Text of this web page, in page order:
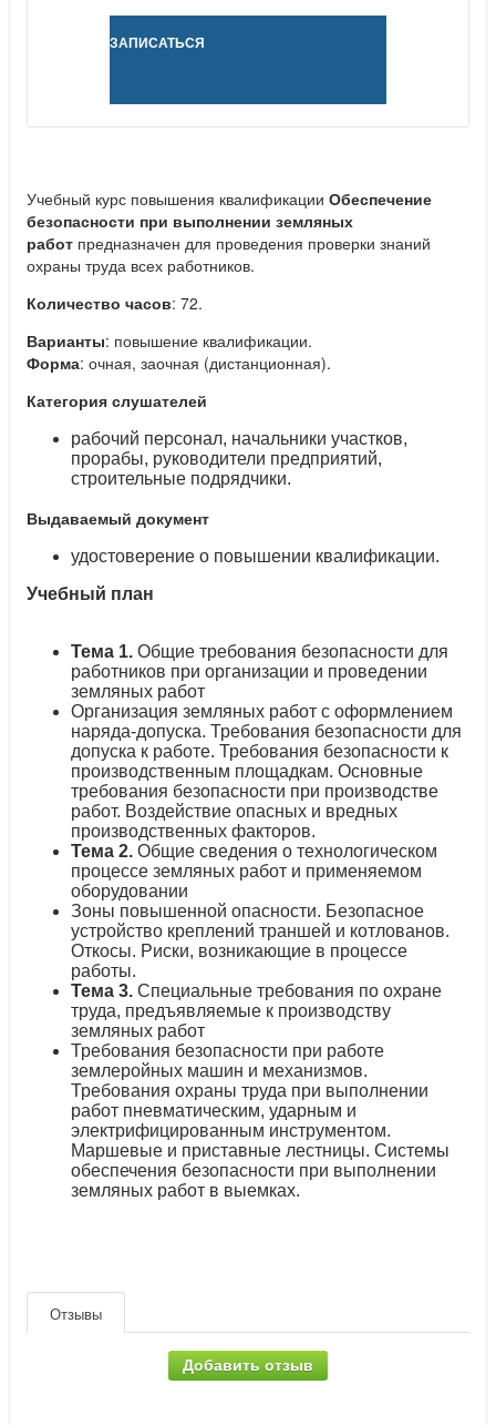
ЗАПИСАТЬСЯ
Учебный курс повышения квалификации Обеспечение
безопасности при выполнении земляных
работ предназначен для проведения проверки знаний
охраны труда всех работников.
Количество часов: 72.
Варианты: повышение квалификации.
Форма: очная, заочная (дистанционная).
Категория слушателей
рабочий персонал, начальники участков,
прорабы, руководители предприятий,
строительные подрядчики.
Выдаваемый документ
удостоверение о повышении квалификации.
Учебный план
Тема 1. Общие требования безопасности для
работников при организации и проведении
земляных работ
Организация земляных работ с оформлением
наряда-допуска. Требования безопасности для
допуска к работе. Требования безопасности к
производственным площадкам. Основные
требования безопасности при производстве
работ. Воздействие опасных и вредных
производственных факторов.
Тема 2. Общие сведения о технологическом
процессе земляных работ и применяемом
оборудовании
Зоны повышенной опасности. Безопасное
устройство креплений траншей и котлованов.
Откосы. Риски, возникающие в процессе
работы.
Тема 3. Специальные требования по охране
труда, предъявляемые к производству
земляных работ
Требования безопасности при работе
землеройных машин и механизмов.
Требования охраны труда при выполнении
работ пневматическим, ударным и
электрифицированным инструментом.
Маршевые и приставные лестницы. Системы
обеспечения безопасности при выполнении
земляных работ в выемках.
Отзывы
Добавить отзыв